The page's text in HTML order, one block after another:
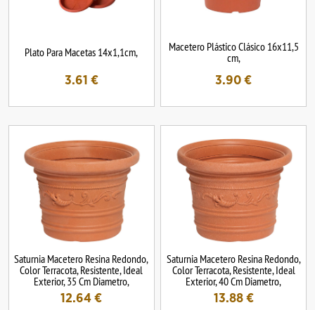
Plato Para Macetas 14x1,1cm,
3.61 €
Macetero Plástico Clásico 16x11,5
cm,
3.90 €
Saturnia Macetero Resina Redondo,
Color Terracota, Resistente, Ideal
Exterior, 35 Cm Diametro,
12.64 €
Saturnia Macetero Resina Redondo,
Color Terracota, Resistente, Ideal
Exterior, 40 Cm Diametro,
13.88€